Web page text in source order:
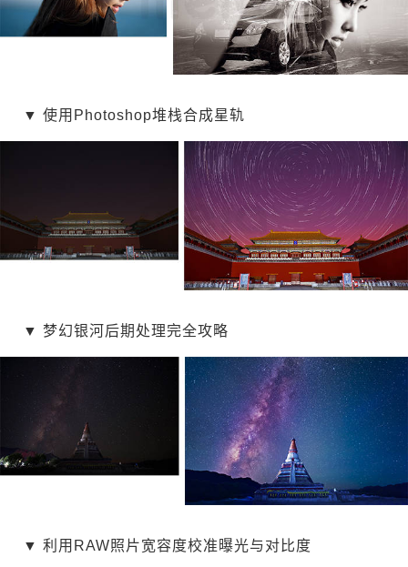
▼ 使用Photoshop堆栈合成星轨
▼ 梦幻银河后期处理完全攻略
▼ 利用RAW照片宽容度校准曝光与对比度